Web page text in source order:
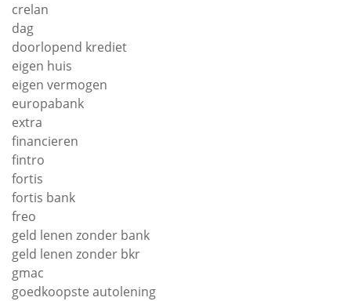
crelan
dag
doorlopend krediet
eigen huis
eigen vermogen
europabank
extra
financieren
fintro
fortis
fortis bank
freo
geld lenen zonder bank
geld lenen zonder bkr
gmac
goedkoopste autolening